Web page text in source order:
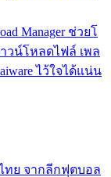
Manager ช่วยโ
วน์โหลดไฟล์ เพล
ไว้ใจได้แน่น
ทย จากลีกฟุตบอล